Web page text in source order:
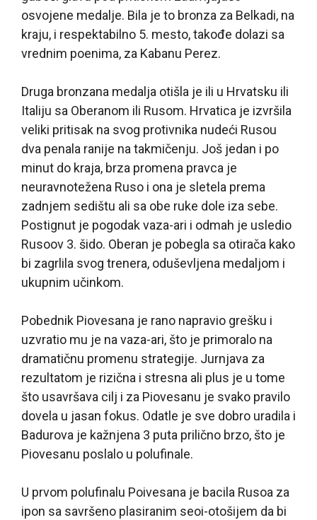
osvojene medalje. Bila je to bronza za Belkadi, na
kraju, i respektabilno 5. mesto, takođe dolazi sa
vrednim poenima, za Kabanu Perez.
Druga bronzana medalja otišla je ili u Hrvatsku ili
Italiju sa Oberanom ili Rusom. Hrvatica je izvršila
veliki pritisak na svog protivnika nudeći Rusou
dva penala ranije na takmičenju. Još jedan i po
minut do kraja, brza promena pravca je
neuravnotežena Ruso i ona je sletela prema
zadnjem sedištu ali sa obe ruke dole iza sebe.
Postignut je pogodak vaza-ari i odmah je usledio
Rusoov 3. šido. Oberan je pobegla sa otirača kako
bi zagrlila svog trenera, oduševljena medaljom i
ukupnim učinkom.
Pobednik Piovesana je rano napravio grešku i
uzvratio mu je na vaza-ari, što je primoralo na
dramatičnu promenu strategije. Jurnjava za
rezultatom je rizična i stresna ali plus je u tome
što usavršava cilj i za Piovesanu je svako pravilo
dovela u jasan fokus. Odatle je sve dobro uradila i
Badurova je kažnjena 3 puta prilično brzo, što je
Piovesanu poslalo u polufinale.
U prvom polufinalu Poivesana je bacila Rusoa za
ipon sa savršeno plasiranim seoi-otošijem da bi